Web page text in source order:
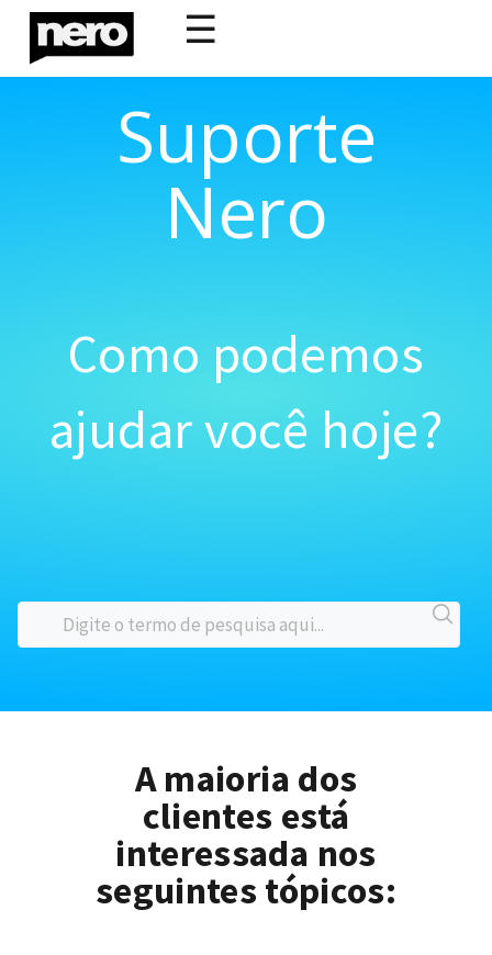
☰
Suporte
Nero
Como podemos
ajudar você hoje?
A maioria dos
clientes está
interessada nos
seguintes tópicos: